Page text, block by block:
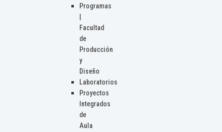
Programas
Facultad
de
Producción
y
Diseño
Laboratorios
Proyectos
Integrados
de
Aula